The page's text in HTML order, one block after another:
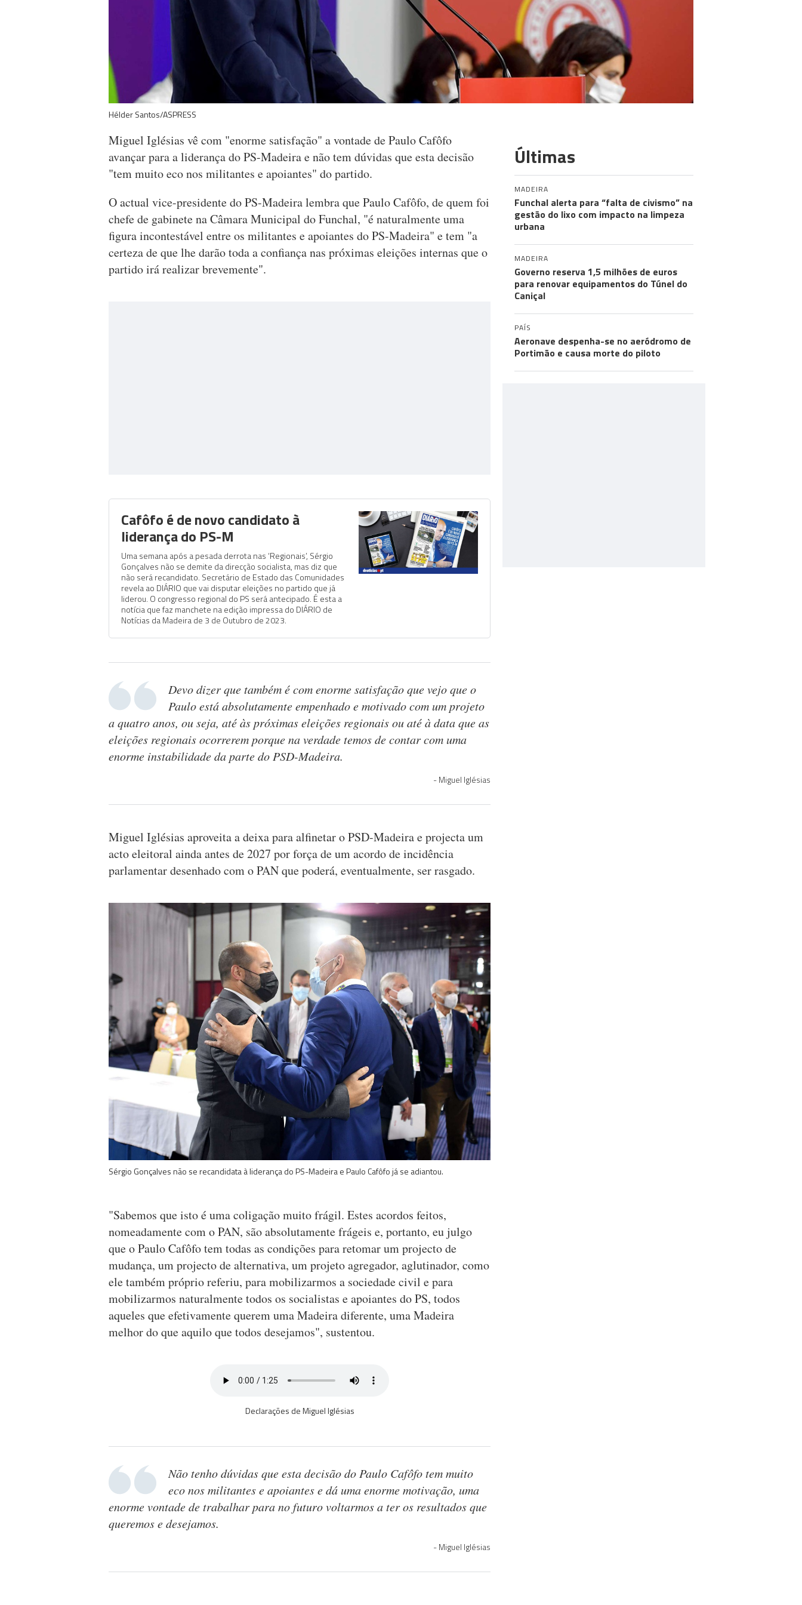
Hélder Santos/ASPRESS
Miguel Iglésias vê com "enorme satisfação" a vontade de Paulo Cafôfo
avançar para a liderança do PS-Madeira e não tem dúvidas que esta decisão
"tem muito eco nos militantes e apoiantes" do partido.
O actual vice-presidente do PS-Madeira lembra que Paulo Cafôfo, de quem foi
chefe de gabinete na Câmara Municipal do Funchal, "é naturalmente uma
figura incontestável entre os militantes e apoiantes do PS-Madeira" e tem "a
certeza de que lhe darão toda a confiança nas próximas eleições internas que o
partido irá realizar brevemente".
Cafôfo é de novo candidato à
liderança do PS-M
Uma semana após a pesada derrota nas ‘Regionais’, Sérgio
Gonçalves não se demite da direcção socialista, mas diz que
não será recandidato. Secretário de Estado das Comunidades
revela ao DIÁRIO que vai disputar eleições no partido que já
liderou. O congresso regional do PS será antecipado. É esta a
notícia que faz manchete na edição impressa do DIÁRIO de
Notícias da Madeira de 3 de Outubro de 2023.
Devo dizer que também é com enorme satisfação que vejo que o
Paulo está absolutamente empenhado e motivado com um projeto
a quatro anos, ou seja, até às próximas eleições regionais ou até à data que as
eleições regionais ocorrerem porque na verdade temos de contar com uma
enorme instabilidade da parte do PSD-Madeira.
Miguel Iglésias
Miguel Iglésias aproveita a deixa para alfinetar o PSD-Madeira e projecta um
acto eleitoral ainda antes de 2027 por força de um acordo de incidência
parlamentar desenhado com o PAN que poderá, eventualmente, ser rasgado.
Sérgio Gonçalves não se recandidata à liderança do PS-Madeira e Paulo Cafôfo já se adiantou.
"Sabemos que isto é uma coligação muito frágil. Estes acordos feitos,
nomeadamente com o PAN, são absolutamente frágeis e, portanto, eu julgo
que o Paulo Cafôfo tem todas as condições para retomar um projecto de
mudança, um projecto de alternativa, um projeto agregador, aglutinador, como
ele também próprio referiu, para mobilizarmos a sociedade civil e para
mobilizarmos naturalmente todos os socialistas e apoiantes do PS, todos
aqueles que efetivamente querem uma Madeira diferente, uma Madeira
melhor do que aquilo que todos desejamos", sustentou.
Declarações de Miguel Iglésias
Não tenho dúvidas que esta decisão do Paulo Cafôfo tem muito
eco nos militantes e apoiantes e dá uma enorme motivação, uma
enorme vontade de trabalhar para no futuro voltarmos a ter os resultados que
queremos e desejamos.
Miguel Iglésias
Últimas
MADEIRA
Funchal alerta para “falta de civismo” na
gestão do lixo com impacto na limpeza
urbana
MADEIRA
Governo reserva 1,5 milhões de euros
para renovar equipamentos do Túnel do
Caniçal
PAÍS
Aeronave despenha-se no aeródromo de
Portimão e causa morte do piloto